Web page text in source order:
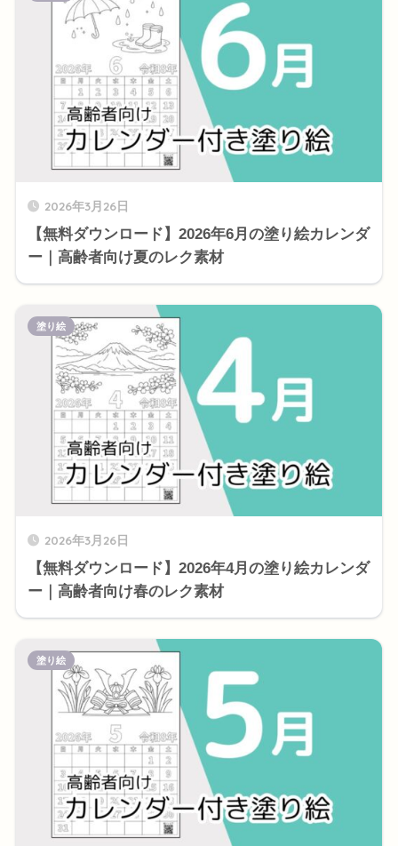
2026年3月26日
【無料ダウンロード】2026年6月の塗り絵カレンダ
ー｜高齢者向け夏のレク素材
2026年3月26日
【無料ダウンロード】2026年4月の塗り絵カレンダ
ー｜高齢者向け春のレク素材
塗り絵
塗り絵